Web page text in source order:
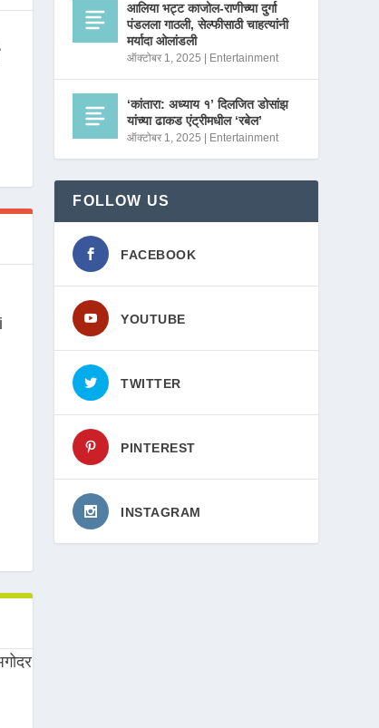
आलिया भट्ट काजोल-राणीच्या दुर्गा
पंडलला गाठली, सेल्फीसाठी चाहत्यांनी
मर्यादा ओलांडली
ऑक्टोबर 1, 2025 Entertainment
‘कांतारा: अध्याय १’ दिलजित डोसांझ
यांच्या ढाकड एंट्रीमधील ‘रबेल’
ऑक्टोबर 1, 2025 Entertainment
FOLLOW US
FACEBOOK
YOUTUBE
TWITTER
PINTEREST
INSTAGRAM